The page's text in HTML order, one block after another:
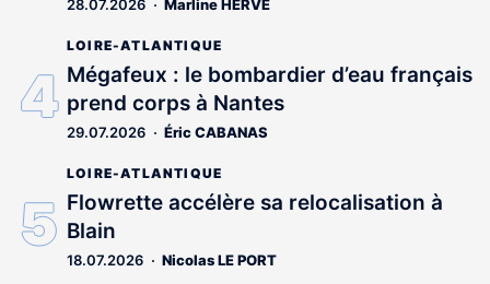
28.07.2026 Marline HERVÉ
LOIRE-ATLANTIQUE
Mégafeux : le bombardier d’eau français
prend corps à Nantes
29.07.2026 Éric CABANAS
LOIRE-ATLANTIQUE
Flowrette accélère sa relocalisation à
Blain
18.07.2026 Nicolas LE PORT